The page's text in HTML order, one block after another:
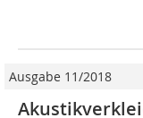
Ausgabe 11/2018